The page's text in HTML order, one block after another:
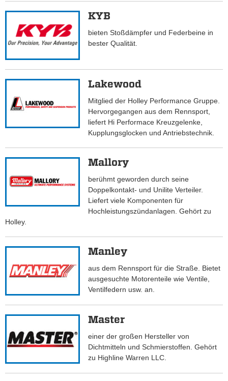
KYB
bieten Stoßdämpfer und Federbeine in
bester Qualität.
Lakewood
Mitglied der Holley Performance Gruppe.
Hervorgegangen aus dem Rennsport,
liefert Hi Performace Kreuzgelenke,
Kupplungsglocken und Antriebstechnik.
Mallory
berühmt geworden durch seine
Doppelkontakt- und Unilite Verteiler.
Liefert viele Komponenten für
Hochleistungszündanlagen. Gehört zu
Holley.
Manley
aus dem Rennsport für die Straße. Bietet
ausgesuchte Motorenteile wie Ventile,
Ventilfedern usw. an.
Master
einer der großen Hersteller von
Dichtmitteln und Schmierstoffen. Gehört
zu Highline Warren LLC.